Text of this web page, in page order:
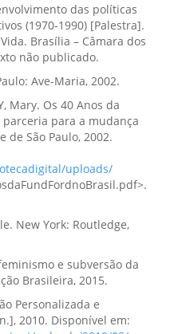
das políticas
(1970-1990) [Palestra].
Brasília – Câmara dos
não publicado.
Ave-Maria, 2002.
Mary. Os 40 Anos da
para a mudança
de São Paulo, 2002.
uploads/
New York: Routledge,
feminismo e subversão da
Brasileira, 2015.
Personalizada e
2010. Disponível em: